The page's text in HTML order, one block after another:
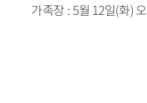
가족장 : 5월 12일(화)